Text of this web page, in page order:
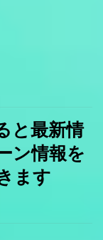
と最新情
ン情報を
ます